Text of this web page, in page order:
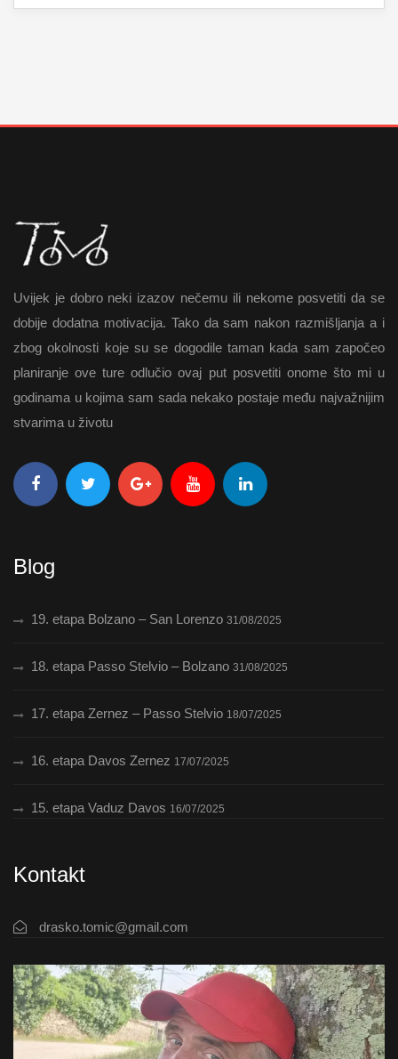
Uvijek je dobro neki izazov nečemu ili nekome posvetiti da se
dobije dodatna motivacija. Tako da sam nakon razmišljanja a i
zbog okolnosti koje su se dogodile taman kada sam započeo
planiranje ove ture odlučio ovaj put posvetiti onome što mi u
godinama u kojima sam sada nekako postaje među najvažnijim
stvarima u životu
Blog
19. etapa Bolzano – San Lorenzo 31/08/2025
18. etapa Passo Stelvio – Bolzano 31/08/2025
17. etapa Zernez – Passo Stelvio 18/07/2025
16. etapa Davos Zernez 17/07/2025
15. etapa Vaduz Davos 16/07/2025
Kontakt
drasko.tomic@gmail.com